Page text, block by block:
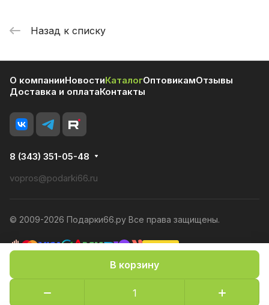
В корзину
Назад к списку
О компанииНовостиКаталогОптовикамОтзывы
Доставка и оплатаКонтакты
8 (343) 351-05-48
vopros@podarki66.ru
© 2009-2026 Подарки66.ру Все права защищены.
Политика конфиденциальности